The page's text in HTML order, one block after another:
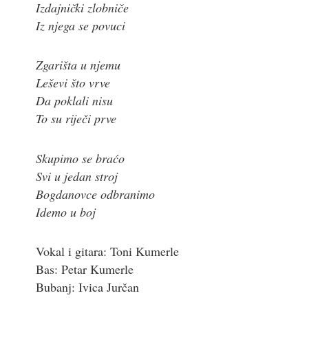
Izdajnički zlobniče
Iz njega se povuci
Zgarišta u njemu
Leševi što vrve
Da poklali nisu
To su riječi prve
Skupimo se braćo
Svi u jedan stroj
Bogdanovce odbranimo
Idemo u boj
Vokal i gitara: Toni Kumerle
Bas: Petar Kumerle
Bubanj: Ivica Jurčan